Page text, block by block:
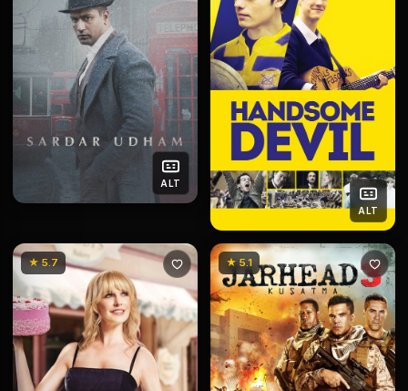
ALT
ALT
★ 5.7 ★ 5.1